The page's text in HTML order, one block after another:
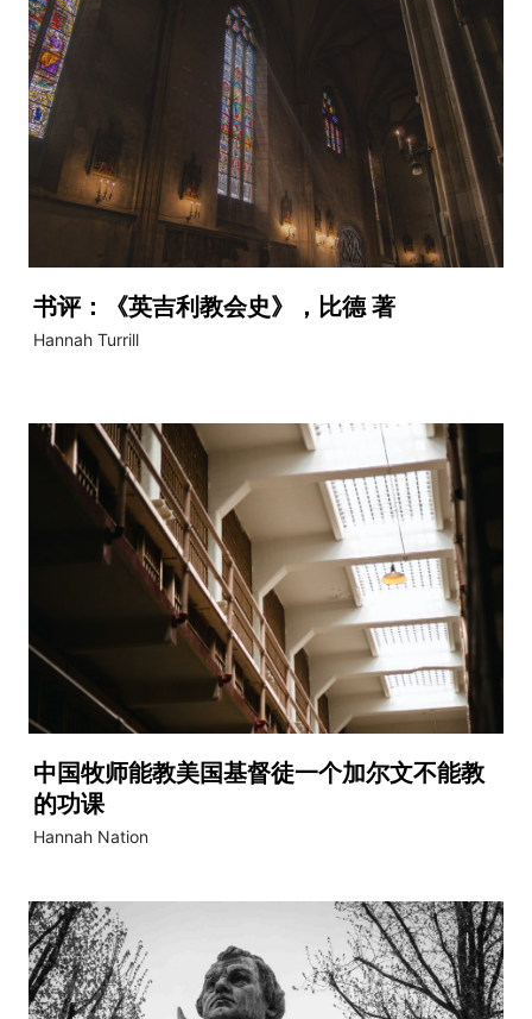
书评：《英吉利教会史》，比德 著
Hannah Turrill
中国牧师能教美国基督徒一个加尔文不能教
的功课
Hannah Nation